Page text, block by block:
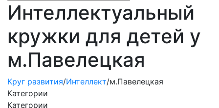
Интеллектуальный
кружки для детей у
м.Павелецкая
Круг развития/Интеллект/м.Павелецкая
Категории
Категории